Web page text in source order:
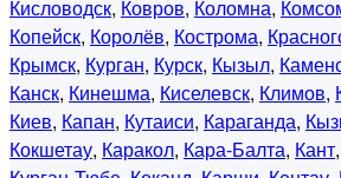
Кисловодск, Ковров, Коломна,
Копейск, Королёв, Кострома,
Крымск, Курган, Курск, Кызыл,
Канск, Кинешма, Киселевск, Климов,
Киев, Капан, Кутаиси, Караганда,
Кокшетау, Каракол, Кара-Балта, Кант,